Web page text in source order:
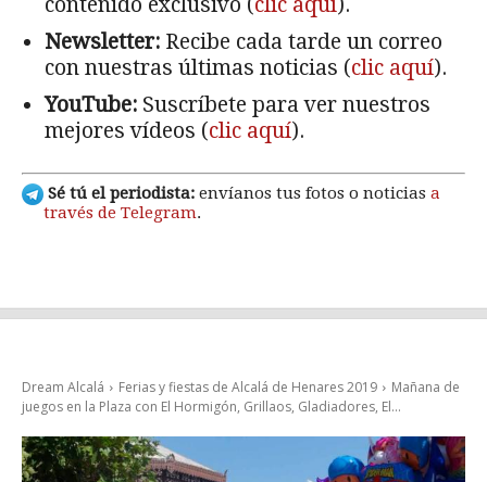
Newsletter: Recibe cada tarde un correo
con nuestras últimas noticias (clic aquí).
YouTube: Suscríbete para ver nuestros
mejores vídeos (clic aquí).
Sé tú el periodista: envíanos tus fotos o noticias a
través de Telegram.